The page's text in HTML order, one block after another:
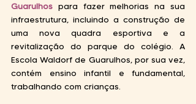
Guarulhos para fazer melhorias na sua
infraestrutura, incluindo a construção de
uma nova quadra esportiva e a
revitalização do parque do colégio. A
Escola Waldorf de Guarulhos, por sua vez,
contém ensino infantil e fundamental,
trabalhando com crianças.